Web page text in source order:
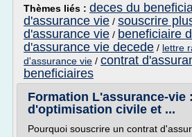
Thèmes liés : deces du
d'assurance vie / souscrire
d'assurance vie / beneficiaire
d'assurance vie decede / lettre
d'assurance vie / contrat
beneficiaires
Formation L'assurance-vie
d'optimisation civile et ...
Pourquoi souscrire un contrat